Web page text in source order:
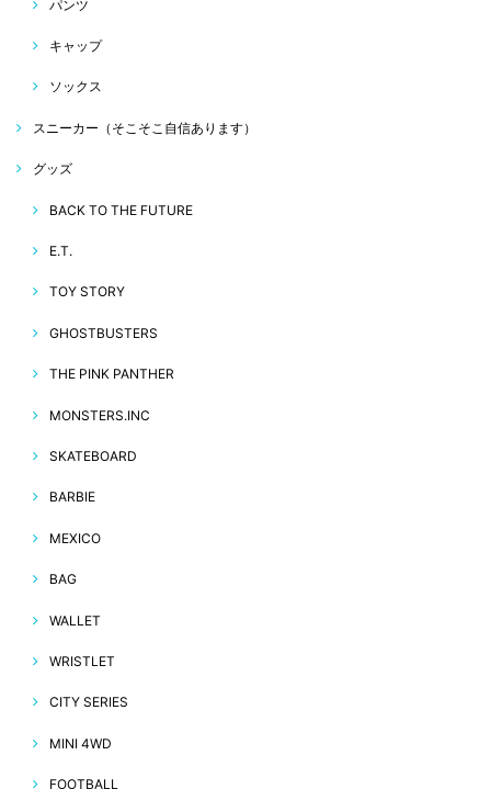
パンツ
キャップ
ソックス
スニーカー（そこそこ自信あります）
グッズ
BACK TO THE FUTURE
E.T.
TOY STORY
GHOSTBUSTERS
THE PINK PANTHER
MONSTERS.INC
SKATEBOARD
BARBIE
MEXICO
BAG
WALLET
WRISTLET
CITY SERIES
MINI 4WD
FOOTBALL